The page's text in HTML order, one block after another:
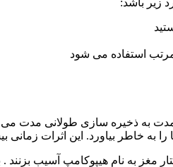
استفاده می شود
مدت به ذخیره سازی
به خاطر بیاورد. این اثرات
مغز به نام هیپوکامپ آسیب